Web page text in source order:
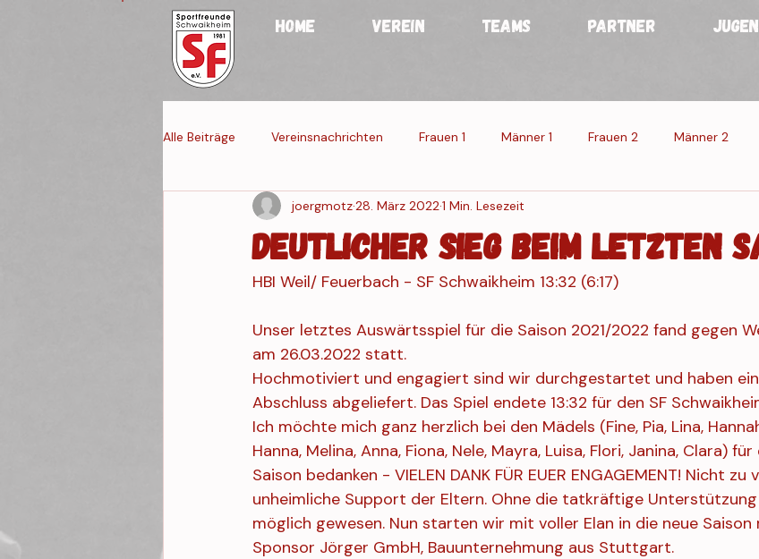
HOME VEREIN TEAMS PARTNER
Alle Beiträge Vereinsnachrichten Frauen 1 Männer 1 Frauen 2 Männer 2
Jugendmannschaften Frauen Männer Veranstaltung 1
Veranstaltung 4 Veranstaltung Res.
Deutlicher Sieg beim letzten
joergmotz28. März 2022 1 Min. Lesezeit
HBI Weil/ Feuerbach - SF Schwaikheim 13:32 (6:17)
Unser letztes Auswärtsspiel für die Saison 2021/2022 fand gegen
am 26.03.2022 statt.
Hochmotiviert und engagiert sind wir durchgestartet und haben
Abschluss abgeliefert. Das Spiel endete 13:32 für den SF
Ich möchte mich ganz herzlich bei den Mädels (Fine, Pia, Lina,
Hanna, Melina, Anna, Fiona, Nele, Mayra, Luisa, Flori, Janina, Clara)
Saison bedanken - VIELEN DANK FÜR EUER ENGAGEMENT! Nicht zu
unheimliche Support der Eltern. Ohne die tatkräftige
möglich gewesen. Nun starten wir mit voller Elan in die neue
Sponsor Jörger GmbH, Bauunternehmung aus Stuttgart.